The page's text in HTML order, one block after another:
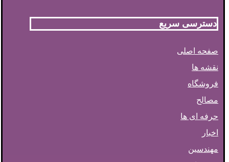
دسترسی سریع
صفحه اصلی
نقشه ها
فروشگاه
مصالح
حرفه ای ها
اخبار
مهندسین